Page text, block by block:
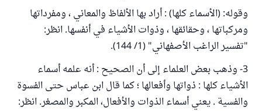
وقوله: (الأسماء كلها) : أراد بها الألفاظ والمعاني ، ومفرداتها
ومركباتها ، وحقائقها ، وذوات الأشياء في أنفسها. انظر:
"تفسير الراغب الأصفهاني" (1/ 144).
3- وذهب بعض العلماء إلى أن الصحيح : أنه علمه أسماء
الأشياء كلها : ذواتها وأفعالها ؛ كما قال ابن عباس حتى الفسوة
والفسية . يعني أسماء الذوات والأفعال، المكبر والمصغر. انظر: